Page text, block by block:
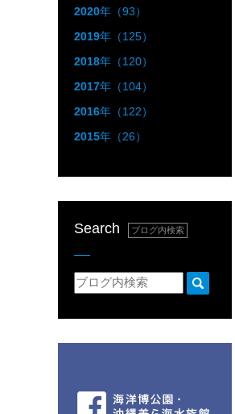
2020年（93）
2019年（125）
2018年（120）
2017年（104）
2016年（122）
2015年（26）
Search ブログ内検索